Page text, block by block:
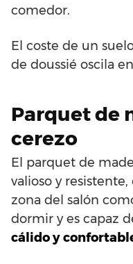
comedor.
El coste de un
de doussié oscila
Parquet de
cerezo
El parquet de
valioso y
zona del salón
dormir y es capaz
cálido y